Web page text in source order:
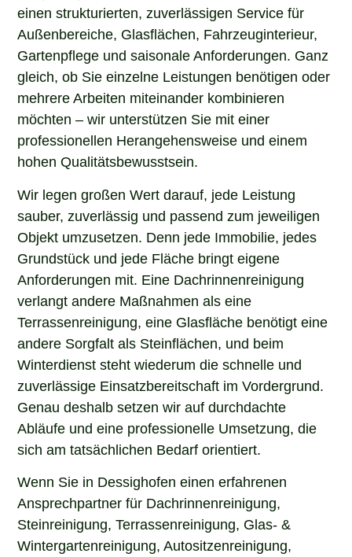
einen strukturierten, zuverlässigen Service für
Außenbereiche, Glasflächen, Fahrzeuginterieur,
Gartenpflege und saisonale Anforderungen. Ganz
gleich, ob Sie einzelne Leistungen benötigen oder
mehrere Arbeiten miteinander kombinieren
möchten – wir unterstützen Sie mit einer
professionellen Herangehensweise und einem
hohen Qualitätsbewusstsein.
Wir legen großen Wert darauf, jede Leistung
sauber, zuverlässig und passend zum jeweiligen
Objekt umzusetzen. Denn jede Immobilie, jedes
Grundstück und jede Fläche bringt eigene
Anforderungen mit. Eine Dachrinnenreinigung
verlangt andere Maßnahmen als eine
Terrassenreinigung, eine Glasfläche benötigt eine
andere Sorgfalt als Steinflächen, und beim
Winterdienst steht wiederum die schnelle und
zuverlässige Einsatzbereitschaft im Vordergrund.
Genau deshalb setzen wir auf durchdachte
Abläufe und eine professionelle Umsetzung, die
sich am tatsächlichen Bedarf orientiert.
Wenn Sie in Dessighofen einen erfahrenen
Ansprechpartner für Dachrinnenreinigung,
Steinreinigung, Terrassenreinigung, Glas- &
Wintergartenreinigung, Autositzenreinigung,